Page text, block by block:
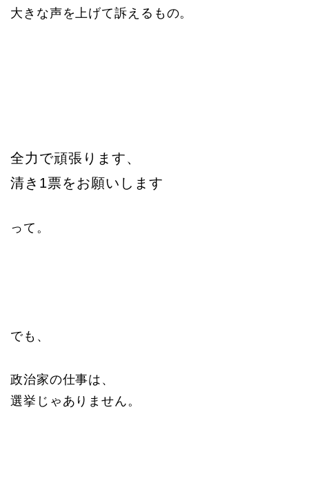
大きな声を上げて訴えるもの。
全力で頑張ります、
清き1票をお願いします
って。
でも、
政治家の仕事は、
選挙じゃありません。